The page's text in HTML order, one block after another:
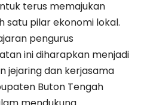
terus memajukan
satu pilar ekonomi lokal.
pengurus
ini diharapkan menjadi
jejaring dan kerjasama
Buton Tengah